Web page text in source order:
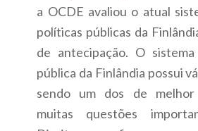
a OCDE avaliou o atual
políticas públicas da
de antecipação. O
pública da Finlândia possui
sendo um dos de melhor
muitas questões